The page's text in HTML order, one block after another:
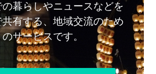
暮らしやニュースなどを
有する、地域交流のため
のサービスです。